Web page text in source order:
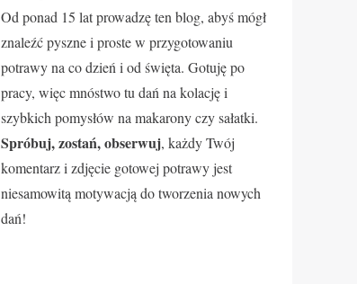
Od ponad 15 lat prowadzę ten blog, abyś mógł
znaleźć pyszne i proste w przygotowaniu
potrawy na co dzień i od święta. Gotuję po
pracy, więc mnóstwo tu dań na kolację i
szybkich pomysłów na makarony czy sałatki.
Spróbuj, zostań, obserwuj, każdy Twój
komentarz i zdjęcie gotowej potrawy jest
niesamowitą motywacją do tworzenia nowych
dań!